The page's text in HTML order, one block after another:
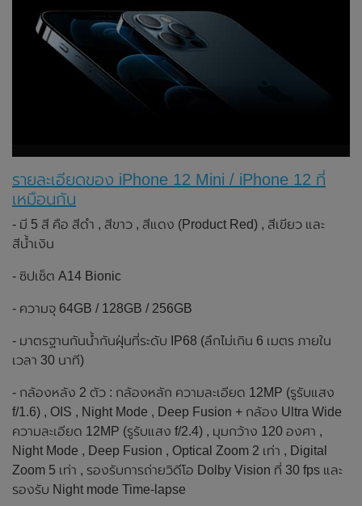
รายละเอียดของ iPhone 12 Mini / iPhone 12 ที่
เหมือนกัน
- มี 5 สี คือ สีดำ , สีขาว , สีแดง (Product Red) , สีเขียว และ
สีน้ำเงิน
- ซิปเซ็ต A14 Bionic
- ความจุ 64GB / 128GB / 256GB
- มาตรฐานกันน้ำกันฝุ่นที่ระดับ IP68 (ลึกไม่เกิน 6 เมตร ภายใน
เวลา 30 นาที)
- กล้องหลัง 2 ตัว : กล้องหลัก ความละเอียด 12MP (รูรับแสง
f/1.6) , OIS , Night Mode , Deep Fusion + กล้อง Ultra Wide
ความละเอียด 12MP (รูรับแสง f/2.4) , มุมกว้าง 120 องศา ,
Night Mode , Deep Fusion , Optical Zoom 2 เท่า , Digital
Zoom 5 เท่า , รองรับการถ่ายวิดีโอ Dolby Vision ที่ 30 fps และ
รองรับ Night mode Time‑lapse